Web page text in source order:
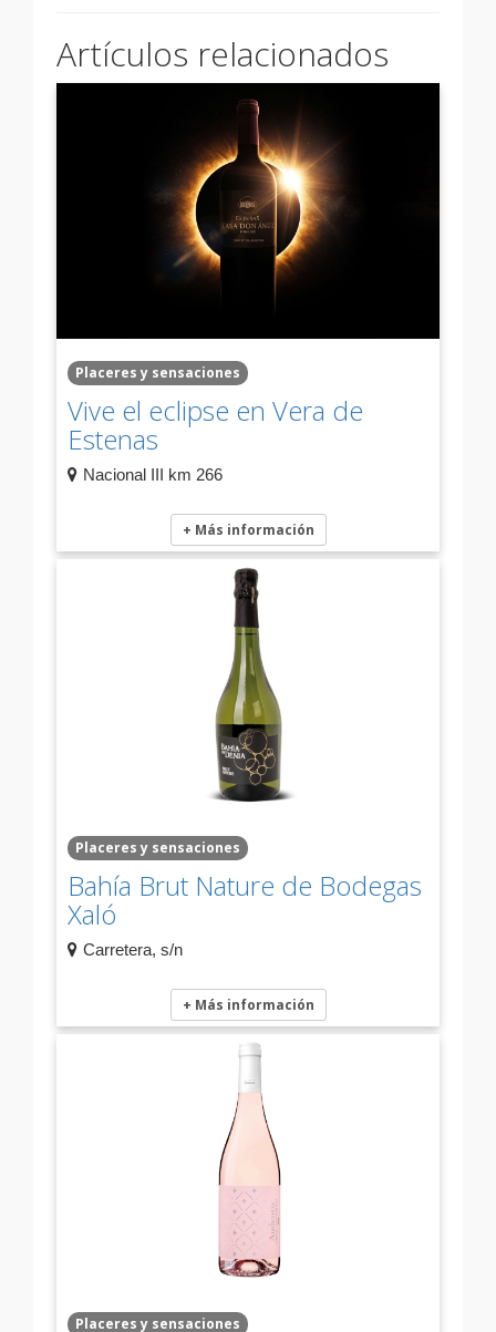
Artículos relacionados
Placeres y sensaciones
Vive el eclipse en Vera de
Estenas
Nacional III km 266
+ Más información
Placeres y sensaciones
Bahía Brut Nature de Bodegas
Xaló
Carretera, s/n
+ Más información
Placeres y sensaciones